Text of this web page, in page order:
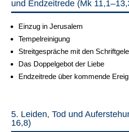
und Endzeitrede (Mk
Einzug in Jerusalem
Tempelreinigung
Streitgespräche mit den
Das Doppelgebot der Liebe
Endzeitrede über kommende
5. Leiden, Tod und
16,8)